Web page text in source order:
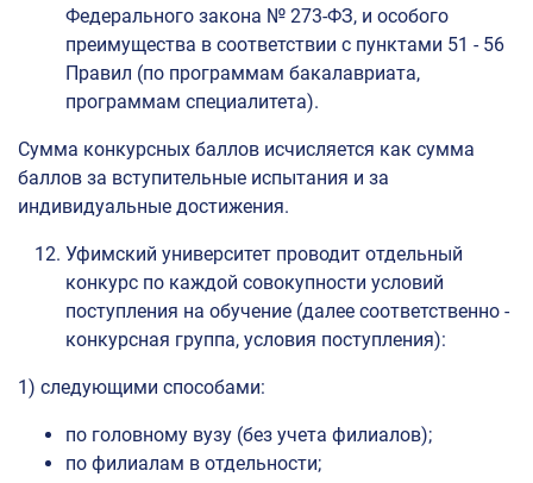
Федерального закона № 273-ФЗ, и особого
преимущества в соответствии с пунктами 51 - 56
Правил (по программам бакалавриата,
программам специалитета).
Сумма конкурсных баллов исчисляется как сумма
баллов за вступительные испытания и за
индивидуальные достижения.
Уфимский университет проводит отдельный
конкурс по каждой совокупности условий
поступления на обучение (далее соответственно -
конкурсная группа, условия поступления):
1) следующими способами:
по головному вузу (без учета филиалов);
по филиалам в отдельности;